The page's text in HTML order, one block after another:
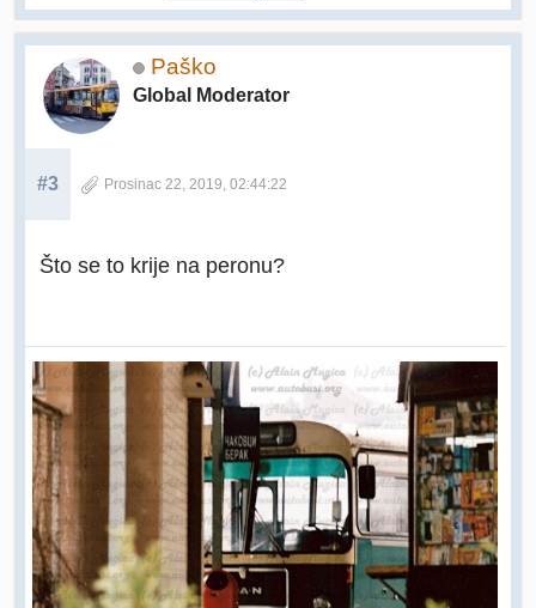
Paško
Global Moderator
#3 Prosinac 22, 2019, 02:44:22
Što se to krije na peronu?